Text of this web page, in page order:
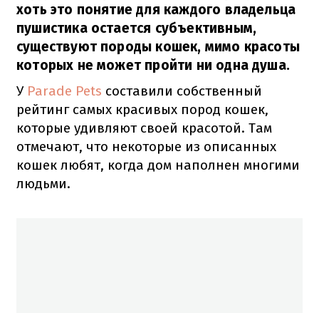
хоть это понятие для каждого владельца
пушистика остается субъективным,
существуют породы кошек, мимо красоты
которых не может пройти ни одна душа.
У Parade Pets составили собственный
рейтинг самых красивых пород кошек,
которые удивляют своей красотой. Там
отмечают, что некоторые из описанных
кошек любят, когда дом наполнен многими
людьми.